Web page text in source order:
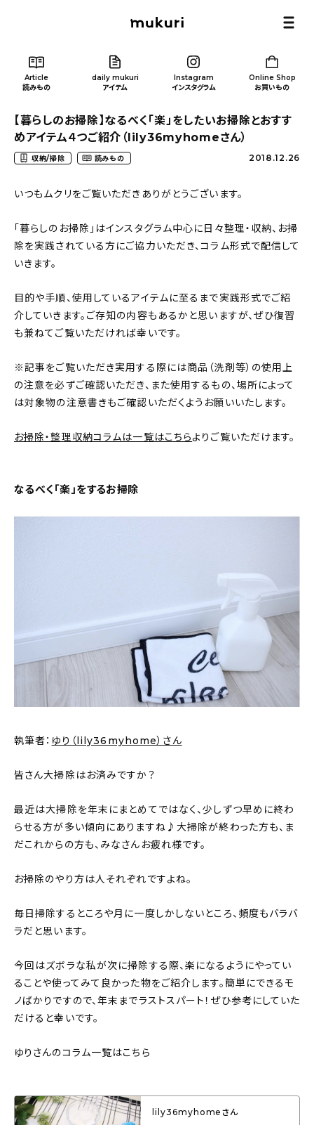
Article
読みもの
daily mukuri
アイテム
Instagram
インスタグラム
Online Shop
お買いもの
カテゴリー一覧
新着記事
人気の記事
おすすめの記事
コラム
インテリア
キッチン
新着記事
人気の記事
おすすめの記事
インテリア
日用品
キッチン
ギフト
キッズ
会社概要
【暮らしのお掃除】なるべく「楽」をしたいお掃除とおすす
めアイテム４つご紹介（lily36myhomeさん）
収納/掃除 読みもの 2018.12.26
いつもムクリをご覧いただきありがとうございます。
「暮らしのお掃除」はインスタグラム中心に日々整理・収納、お掃
除を実践されている方にご協力いただき、コラム形式で配信して
いきます。
目的や手順、使用しているアイテムに至るまで実践形式でご紹
介していきます。ご存知の内容もあるかと思いますが、ぜひ復習
も兼ねてご覧いただければ幸いです。
※記事をご覧いただき実用する際には商品（洗剤等）の使用上
の注意を必ずご確認いただき、また使用するもの、場所によって
は対象物の注意書きもご確認いただくようお願いいたします。
お掃除・整理収納コラムは一覧はこちらよりご覧いただけます。
なるべく「楽」をするお掃除
執筆者： ゆり（lily36myhome）さん
皆さん大掃除はお済みですか？
最近は大掃除を年末にまとめてではなく、少しずつ早めに終わ
らせる方が多い傾向にありますね♪大掃除が終わった方も、ま
だこれからの方も、みなさんお疲れ様です。
お掃除のやり方は人それぞれですよね。
毎日掃除するところや月に一度しかしないところ、頻度もバラバ
ラだと思います。
今回はズボラな私が次に掃除する際、楽になるようにやってい
ることや使ってみて良かった物をご紹介します。簡単にできるモ
ノばかりですので、年末までラストスパート！ぜひ参考にしていた
だけると幸いです。
ゆりさんのコラム一覧はこちら
lily36myhomeさん